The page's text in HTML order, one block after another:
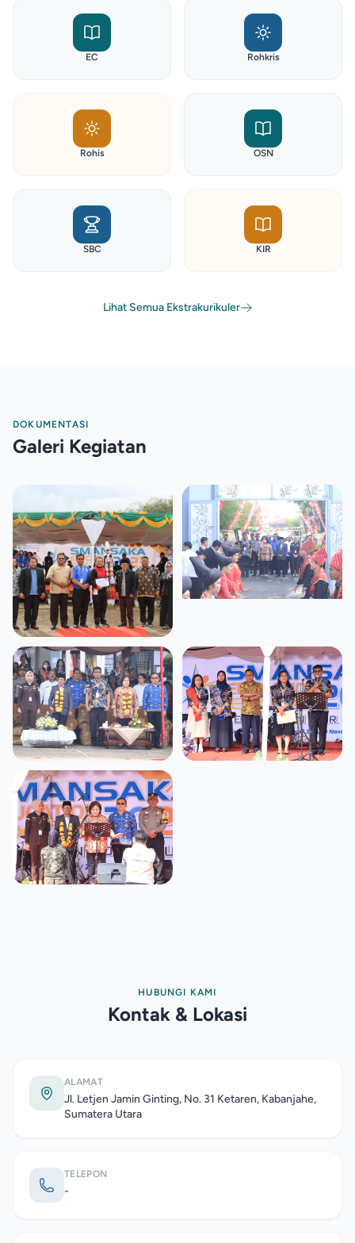
EC Rohkris
Rohis OSN
SBC KIR
Lihat Semua Ekstrakurikuler
DOKUMENTASI
Galeri Kegiatan
HUBUNGI KAMI
Kontak & Lokasi
ALAMAT
Jl. Letjen Jamin Ginting, No. 31 Ketaren, Kabanjahe,
Sumatera Utara
TELEPON
-